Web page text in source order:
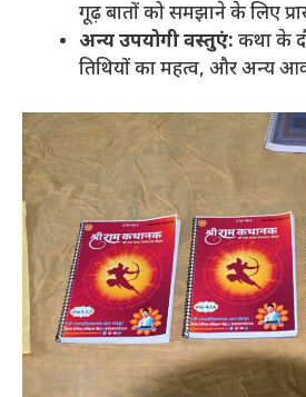
गूढ़ बातों को समझाने के लिए
अन्य उपयोगी वस्तुएं: कथा के
तिथियों का महत्व, और अन्य